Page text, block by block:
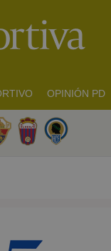
OPINIÓN PD